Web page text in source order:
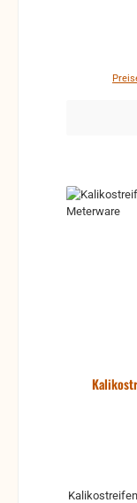
Kalikostreifen wir längen von der Rolle ab (max. 50m